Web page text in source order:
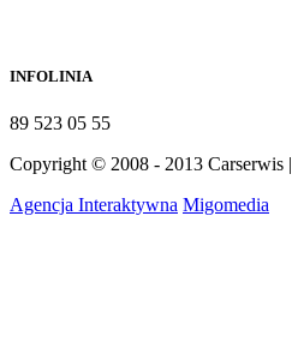
INFOLINIA
89 523 05 55
Copyright © 2008 - 2013 Carserwis |
Agencja Interaktywna Migomedia